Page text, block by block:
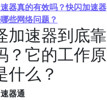
器真的有效吗？快闪加速器
些网络问题？
加速器到底靠
？它的工作原
什么？
器通